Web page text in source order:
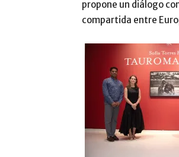
propone un diálogo
compartida entre